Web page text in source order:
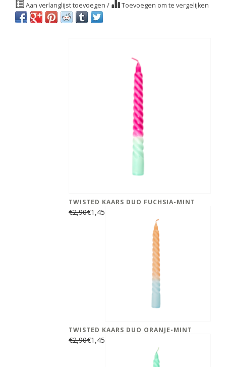
Aan verlanglijst toevoegen / Toevoegen om te vergelijken
TWISTED KAARS DUO FUCHSIA-MINT
€2,90€1,45
TWISTED KAARS DUO ORANJE-MINT
€2,90€1,45